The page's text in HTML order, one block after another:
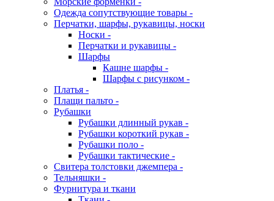
Одежда сопутствующие товары -
Перчатки, шарфы, рукавицы, носки
Носки -
Перчатки и рукавицы -
Шарфы
Кашне шарфы -
Шарфы с рисунком -
Платья -
Плащи пальто -
Рубашки
Рубашки длинный рукав -
Рубашки короткий рукав -
Рубашки поло -
Рубашки тактические -
Свитера толстовки джемпера -
Тельняшки -
Фурнитура и ткани